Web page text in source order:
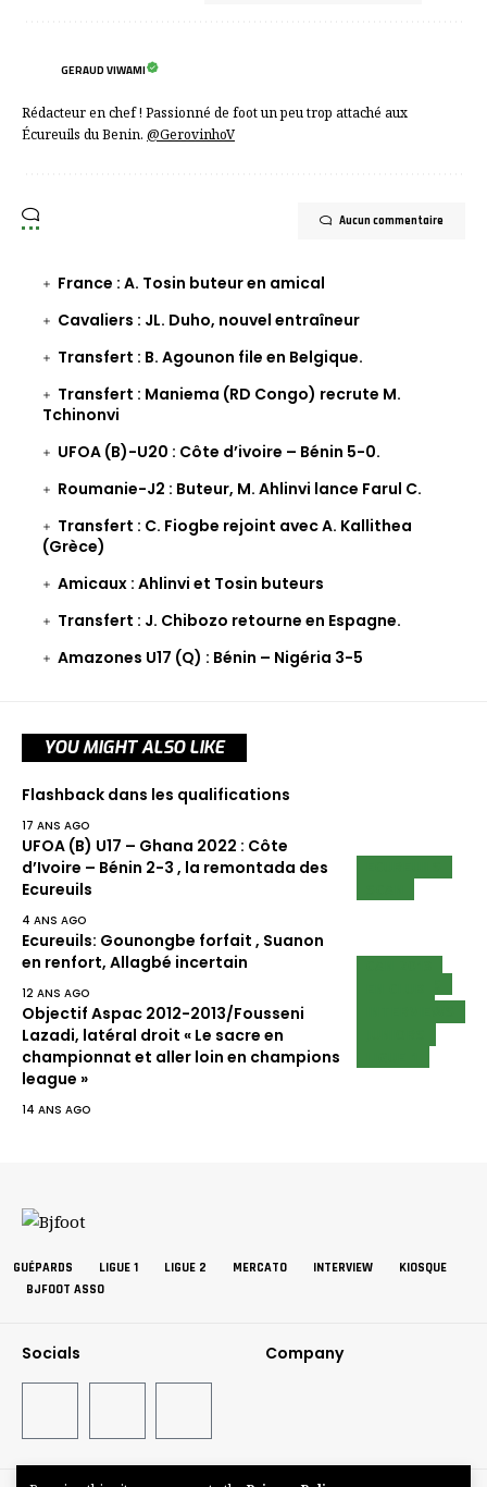
GERAUD VIWAMI
Rédacteur en chef ! Passionné de foot un peu trop attaché aux
Écureuils du Benin. @GerovinhoV
Aucun commentaire
France : A. Tosin buteur en amical
Cavaliers : JL. Duho, nouvel entraîneur
Transfert : B. Agounon file en Belgique.
Transfert : Maniema (RD Congo) recrute M.
Tchinonvi
UFOA (B)-U20 : Côte d’ivoire – Bénin 5-0.
Roumanie-J2 : Buteur, M. Ahlinvi lance Farul C.
Transfert : C. Fiogbe rejoint avec A. Kallithea
(Grèce)
Amicaux : Ahlinvi et Tosin buteurs
Transfert : J. Chibozo retourne en Espagne.
Amazones U17 (Q) : Bénin – Nigéria 3-5
YOU MIGHT ALSO LIKE
Flashback dans les qualifications
17 ANS AGO
UFOA (B) U17 – Ghana 2022 : Côte
d’Ivoire – Bénin 2-3 , la remontada des
Ecureuils
4 ANS AGO
Ecureuils: Gounongbe forfait , Suanon
en renfort, Allagbé incertain
12 ANS AGO
Objectif Aspac 2012-2013/Fousseni
Lazadi, latéral droit « Le sacre en
championnat et aller loin en champions
league »
14 ANS AGO
GUÉPARDS LIGUE 1 LIGUE 2 MERCATO INTERVIEW
KIOSQUE
BJFOOT ASSO
Socials Company